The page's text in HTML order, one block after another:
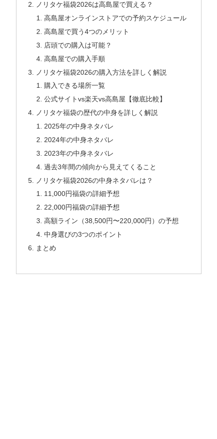
ノリタケ福袋2026は高島屋で買える？
高島屋オンラインストアでの予約スケジュール
高島屋で買う4つのメリット
店頭での購入は可能？
高島屋での購入手順
ノリタケ福袋2026の購入方法を詳しく解説
購入できる場所一覧
公式サイトvs楽天vs高島屋【徹底比較】
ノリタケ福袋の歴代の中身を詳しく解説
2025年の中身ネタバレ
2024年の中身ネタバレ
2023年の中身ネタバレ
過去3年間の傾向から見えてくること
ノリタケ福袋2026の中身ネタバレは？
11,000円福袋の詳細予想
22,000円福袋の詳細予想
高額ライン（38,500円〜220,000円）の予想
中身選びの3つのポイント
まとめ